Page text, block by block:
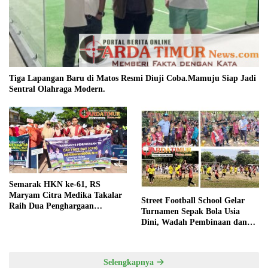
Tiga Lapangan Baru di Matos Resmi Diuji Coba.Mamuju Siap Jadi
Sentral Olahraga Modern.
Semarak HKN ke-61, RS
Maryam Citra Medika Takalar
Raih Dua Penghargaan
Street Football School Gelar
Turnamen Sepak Bola Usia
Dini, Wadah Pembinaan dan
Selengkapnya